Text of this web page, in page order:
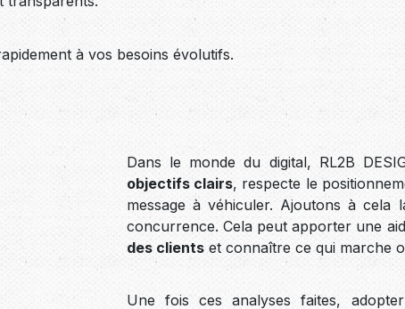
à vos besoins évolutifs.
Dans le monde du digital, RL2B
objectifs clairs, respecte le
message à véhiculer. Ajoutons à cela
concurrence. Cela peut apporter une
des clientset connaître ce qui marche
Une fois ces analyses faites,